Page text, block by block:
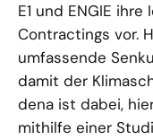
E1 und ENGIE
Contractings vor.
umfassende
damit der
dena ist dabei,
mithilfe einer